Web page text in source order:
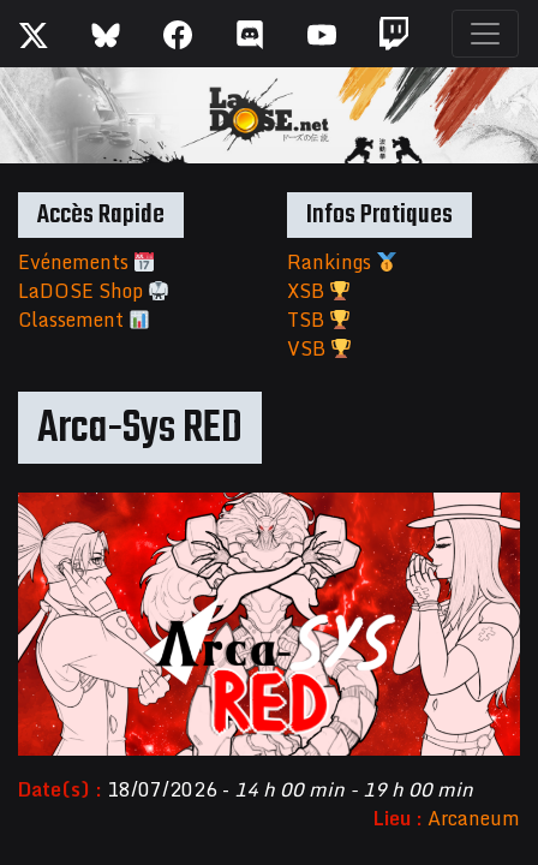
Arca-Sys RED
Date(s) : 18/07/2026 - 14 h 00 min - 19 h 00 min
Lieu :Arcaneum
Accès Rapide
Evénements
LaDOSE Shop
Classement
Infos Pratiques
Rankings
XSB
TSB
VSB